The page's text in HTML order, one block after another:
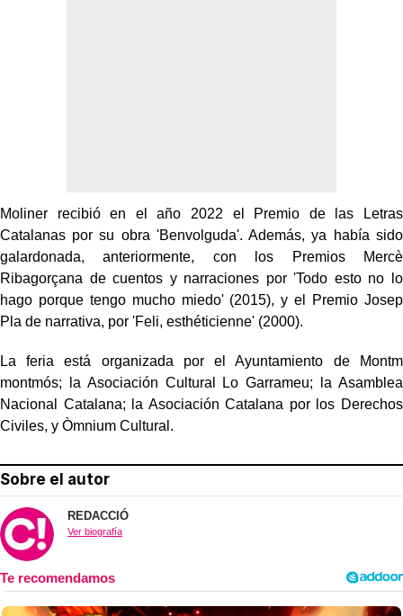
Moliner recibió en el año 2022 el Premio de las Letras
Catalanas por su obra 'Benvolguda'. Además, ya había sido
galardonada, anteriormente, con los Premios Mercè
Ribagorçana de cuentos y narraciones por 'Todo esto no lo
hago porque tengo mucho miedo' (2015), y el Premio Josep
Pla de narrativa, por 'Feli, esthéticienne' (2000).
La feria está organizada por el Ayuntamiento de Montm
montmós; la Asociación Cultural Lo Garrameu; la Asamblea
Nacional Catalana; la Asociación Catalana por los Derechos
Civiles, y Òmnium Cultural.
Sobre el autor
REDACCIÓ
Ver biografía